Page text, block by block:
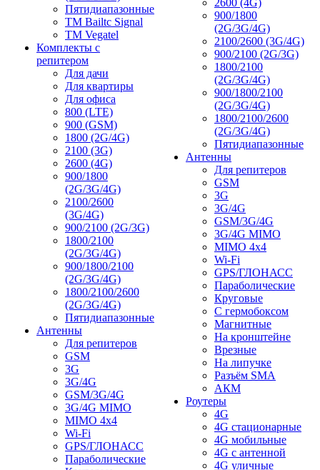
Пятидиапазонные
ТМ Bailtc Signal
ТМ Vegatel
Комплекты с
репитером
Для дачи
Для квартиры
Для офиса
800 (LTE)
900 (GSM)
1800 (2G/4G)
2100 (3G)
2600 (4G)
900/1800
(2G/3G/4G)
2100/2600
(3G/4G)
900/2100 (2G/3G)
1800/2100
(2G/3G/4G)
900/1800/2100
(2G/3G/4G)
1800/2100/2600
(2G/3G/4G)
Пятидиапазонные
Антенны
Для репитеров
GSM
3G
3G/4G
GSM/3G/4G
3G/4G MIMO
MIMO 4x4
Wi-Fi
GPS/ГЛОНАСС
Параболические
900/1800
(2G/3G/4G)
2100/2600 (3G/4G)
900/2100 (2G/3G)
1800/2100
(2G/3G/4G)
900/1800/2100
(2G/3G/4G)
1800/2100/2600
(2G/3G/4G)
Пятидиапазонные
Антенны
Для репитеров
GSM
3G
3G/4G
GSM/3G/4G
3G/4G MIMO
MIMO 4x4
Wi-Fi
GPS/ГЛОНАСС
Параболические
Круговые
С гермобоксом
Магнитные
На кронштейне
Врезные
На липучке
Разъём SMA
АКМ
Роутеры
4G
4G стационарные
4G мобильные
4G с антенной
4G уличные